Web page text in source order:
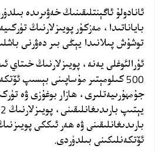
ئانادولۇ ئاگېنتلىقىنىڭ خەۋىرىدە
باياناتىدا، مەزكۇر پويىزلارنىڭ
توشۇش پىلانىدا يېڭى بىر دەۋرنى
500 كىلومېتىر مۇساپىنى بېسىپ
جۇمھۇرىيەتلىرى، ھازار بوغۇزى ۋە
بارىدىغانلىقىنى ۋە ھەر ئىككى
ئۆتكەنلىكىنى بىلدۈردى.